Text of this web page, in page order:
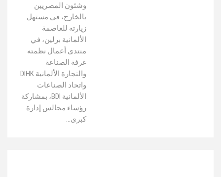
وشئون المصريين
بالخارج، في مستهل
زيارته للعاصمة
الألمانية برلين، في
منتدى أعمال نظمته
غرفة الصناعة
والتجارة الألمانية DIHK
واتحاد الصناعات
الألمانية BDI، بمشاركة
رؤساء مجالس إدارة
كبرى…